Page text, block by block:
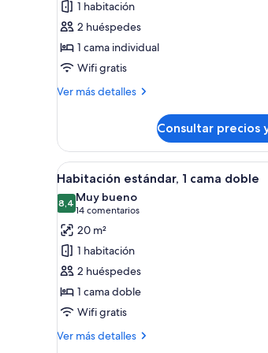
Habitación
estándar
1 habitación
2 huéspedes
1 cama individual
Wifi gratis
Ver más detalles
Más
estándar
Consultar precios
Abrir
todas
las
fotos
de
Habitación
estándar,
1
cama
doble
Una
11
Habitación estándar, 1 cama doble
8,48,4 de 10
Muy bueno
14 comentarios
(14 comentarios)
20 m²
1 habitación
2 huéspedes
1 cama doble
Wifi gratis
Ver más detalles
Más